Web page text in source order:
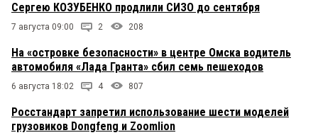
Сергею КОЗУБЕНКО продлили СИЗО до сентября
7 августа 09:00 2 208
На «островке безопасности» в центре Омска водитель
автомобиля «Лада Гранта» сбил семь пешеходов
6 августа 18:02 4 807
Росстандарт запретил использование шести моделей
грузовиков Dongfeng и Zoomlion